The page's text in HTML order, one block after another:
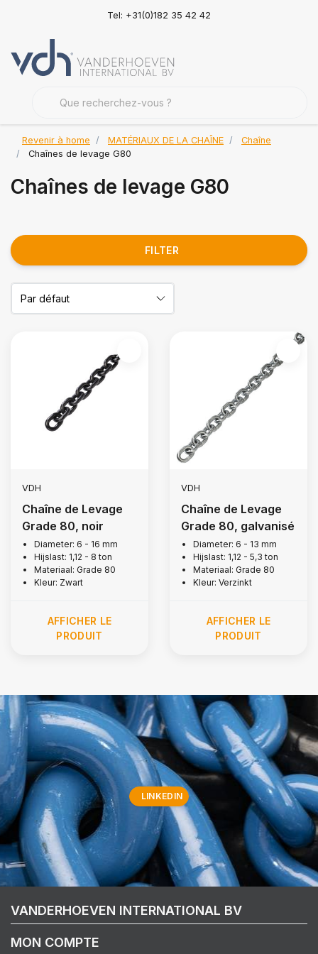
Tel: +31(0)182 35 42 42
Revenir à home MATÉRIAUX DE LA CHAÎNE
Chaîne
Chaînes de levage G80
Chaînes de levage G80
FILTER
VDH
Chaîne de Levage
Grade 80, noir
Diameter: 6 - 16 mm
Hijslast: 1,12 - 8 ton
Materiaal: Grade 80
Kleur: Zwart
AFFICHER LE
PRODUIT
VDH
Chaîne de Levage
Grade 80, galvanisé
Diameter: 6 - 13 mm
Hijslast: 1,12 - 5,3 ton
Materiaal: Grade 80
Kleur: Verzinkt
AFFICHER LE
PRODUIT
LINKEDIN
VANDERHOEVEN INTERNATIONAL BV
MON COMPTE